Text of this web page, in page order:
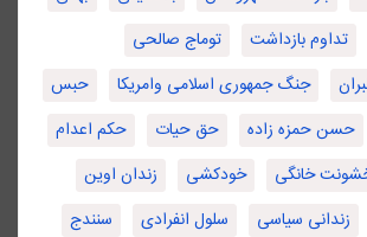
تداوم بازداشت
توماج صالحی
جنگ جمهوری اسلامی وامریکا
حبس
حسن حمزه زاده حق حیات
حکم اعدام
خانگی خودکشی
زندان اوین
زندانی سیاسی سلول انفرادی
سنندج